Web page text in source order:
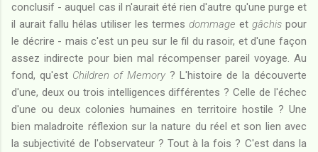
conclusif - auquel cas il n'aurait été rien d'autre qu'une purge et
il aurait fallu hélas utiliser les termes dommage et gâchis pour
le décrire - mais c'est un peu sur le fil du rasoir, et d'une façon
assez indirecte pour bien mal récompenser pareil voyage. Au
fond, qu'est Children of Memory ? L'histoire de la découverte
d'une, deux ou trois intelligences différentes ? Celle de l'échec
d'une ou deux colonies humaines en territoire hostile ? Une
bien maladroite réflexion sur la nature du réel et son lien avec
la subjectivité de l'observateur ? Tout à la fois ? C'est dans la